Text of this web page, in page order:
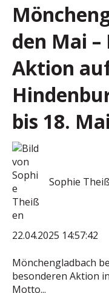
den Mai
Aktion
bis 18. Mai
Sophie
22.04.2025 14:57:42
Mönchengladbach
besonderen Aktion
Motto...